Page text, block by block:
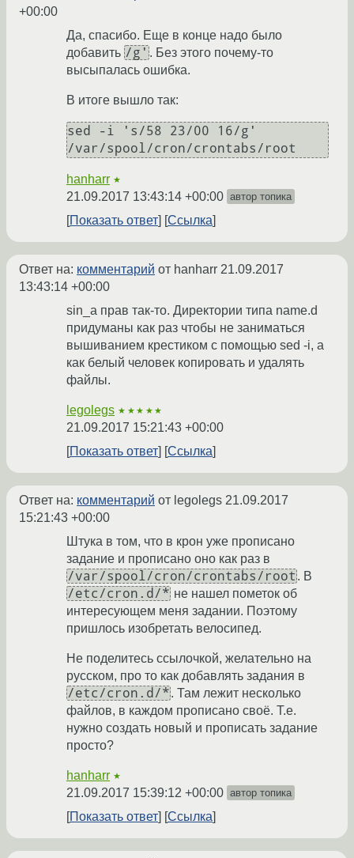
+00:00
Да, спасибо. Еще в конце надо было
добавить /g' . Без этого почему-то
высыпалась ошибка.
В итоге вышло так:
sed -i 's/58 23/00 16/g'
/var/spool/cron/crontabs/root
hanharr ★
21.09.2017 13:43:14 +00:00 автор топика
Показать ответ Ссылка
Ответ на: комментарий от hanharr 21.09.2017
13:43:14 +00:00
sin_a прав так-то. Директории типа name.d
придуманы как раз чтобы не заниматься
вышиванием крестиком с помощью sed -i, а
как белый человек копировать и удалять
файлы.
legolegs ★★★★★
21.09.2017 15:21:43 +00:00
Показать ответ
Ссылка
Ответ на: комментарий от legolegs 21.09.2017
15:21:43 +00:00
Штука в том, что в крон уже прописано
задание и прописано оно как раз в
/var/spool/cron/crontabs/root . В
/etc/cron.d/* не нашел пометок об
интересующем меня задании. Поэтому
пришлось изобретать велосипед.
Не поделитесь ссылочкой, желательно на
русском, про то как добавлять задания в
/etc/cron.d/*. Там лежит несколько
файлов, в каждом прописано своё. Т.е.
нужно создать новый и прописать задание
просто?
hanharr ★
21.09.2017 15:39:12 +00:00 автор топика
Показать ответ Ссылка